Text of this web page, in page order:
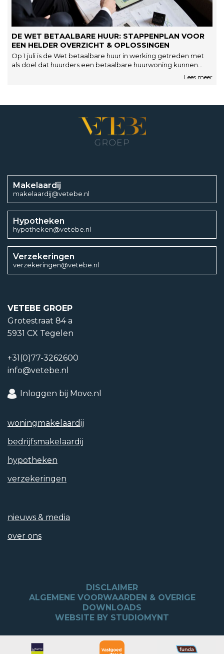
DE WET BETAALBARE HUUR: STAPPENPLAN VOOR
EEN HELDER OVERZICHT & OPLOSSINGEN
Op 1 juli is de Wet betaalbare huur in werking getreden met
als doel dat huurders een betaalbare huurwoning kunnen…
Makelaardij
makelaardij@vetebe.nl
Hypotheken
hypotheken@vetebe.nl
Verzekeringen
verzekeringen@vetebe.nl
VETEBE GROEP
Grotestraat 84 a
5931 CX Tegelen
+31(0)77-3262600
info@vetebe.nl
Inloggen bij Move.nl
woning­makelaardij
bedrijfs­makelaardij
hypotheken
verzekeringen
nieuws & media
over ons
DISCLAIMER
ALGEMENE VOORWAARDEN & OVERIGE
DOWNLOADS
WEBSITE BY STUDIOMYNT